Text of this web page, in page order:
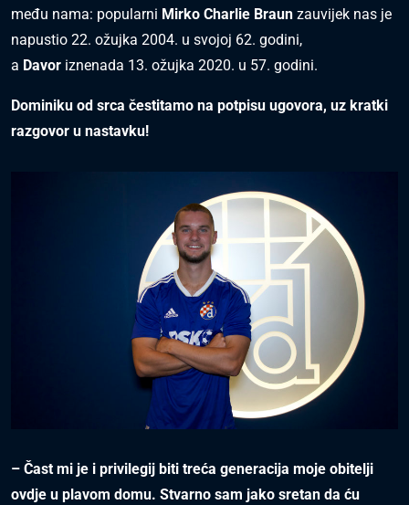
među nama: popularni Mirko Charlie Braun zauvijek nas je
napustio 22. ožujka 2004. u svojoj 62. godini,
a Davor iznenada 13. ožujka 2020. u 57. godini.
Dominiku od srca čestitamo na potpisu ugovora, uz kratki
razgovor u nastavku!
– Čast mi je i privilegij biti treća generacija moje obitelji
ovdje u plavom domu. Stvarno sam jako sretan da ću